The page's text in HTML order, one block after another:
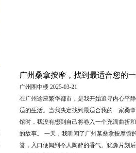
广州桑拿按摩，找到最适合您的
广州圈中楼 2025-03-21
在广州这座繁华都市，是我开始追寻内心平
适的生活。当我决定找到最适合我的一家桑
馆时，我没有想到自己将卷入一个充满曲折
的故事。 一天，我听闻了广州某桑拿按摩馆
誉，入口便闻到令人陶醉的香气。犹豫片刻